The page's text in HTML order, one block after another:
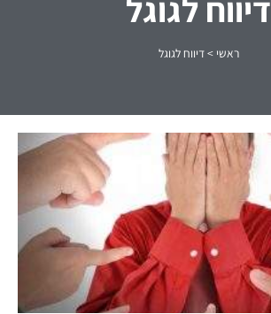
דיווח לגוגל
ראשי >דיווח לגוגל